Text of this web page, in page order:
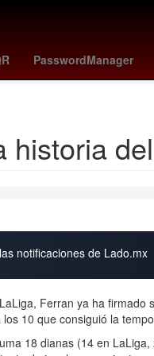
PasswordManager
Superior de Justicia
historia
notificaciones de Lado.mx
Ferran ya ha firmado
10 que consiguió la
18 dianas (14 en